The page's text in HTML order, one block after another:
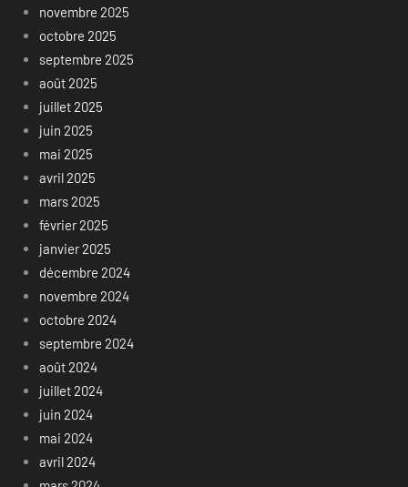
novembre 2025
octobre 2025
septembre 2025
août 2025
juillet 2025
juin 2025
mai 2025
avril 2025
mars 2025
février 2025
janvier 2025
décembre 2024
novembre 2024
octobre 2024
septembre 2024
août 2024
juillet 2024
juin 2024
mai 2024
avril 2024